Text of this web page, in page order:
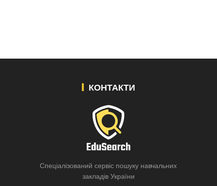
КОНТАКТИ
Спеціалізований сервіс пошуку навчальних
закладів України